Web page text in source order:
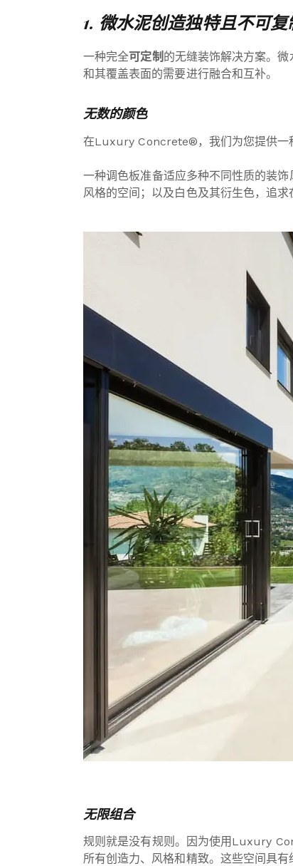
1. 微水泥创造独特且不可
一种完全可定制 的无缝装饰解决方案。
和其覆盖表面的需要进行融合和互补。
无数的颜色
在Luxury Concrete®，我们为您提供一
一种调色板准备适应多种不同性质的装
风格的空间；以及白色及其衍生色，追求
无限组合
规则就是没有规则。因为使用Luxury
所有创造力、风格和精致。这些空间具有